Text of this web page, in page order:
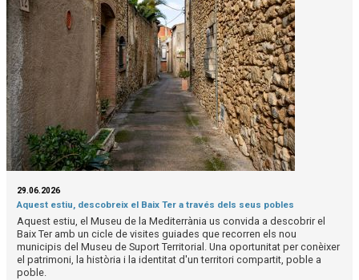
29.06.2026
Aquest estiu, descobreix el Baix Ter a través dels seus pobles
Aquest estiu, el Museu de la Mediterrània us convida a descobrir el
Baix Ter amb un cicle de visites guiades que recorren els nou
municipis del Museu de Suport Territorial. Una oportunitat per conèixer
el patrimoni, la història i la identitat d'un territori compartit, poble a
poble.